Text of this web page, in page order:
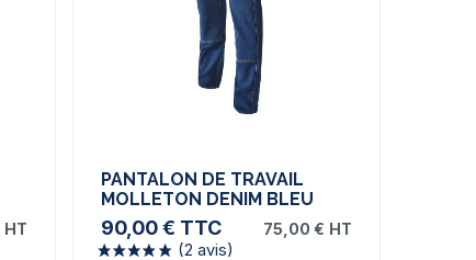
HT
PANTALON DE TRAVAIL
MOLLETON DENIM BLEU
90,00 € TTC 75,00 € HT